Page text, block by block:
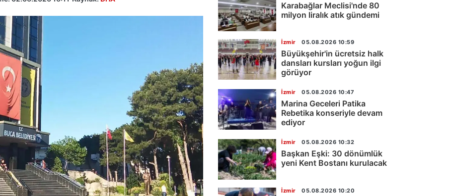
Karabağlar Meclisi'nde 80
milyon liralık atık gündemi
İzmir 05.08.2026 10:59
Büyükşehir'in ücretsiz halk
dansları kursları yoğun ilgi
görüyor
İzmir 05.08.2026 10:47
Marina Geceleri Patika
Rebetika konseriyle devam
ediyor
İzmir 05.08.2026 10:32
Başkan Eşki: 30 dönümlük
yeni Kent Bostanı kurulacak
İzmir 05.08.2026 10:20